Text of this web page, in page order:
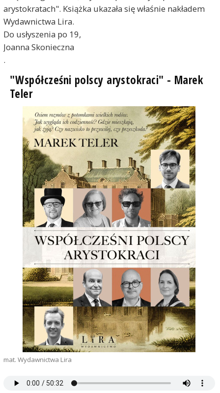
arystokratach". Książka ukazała się właśnie nakładem
Wydawnictwa Lira.
Do usłyszenia po 19,
Joanna Skonieczna
.
"Współcześni polscy arystokraci" - Marek
Teler
mat. Wydawnictwa Lira